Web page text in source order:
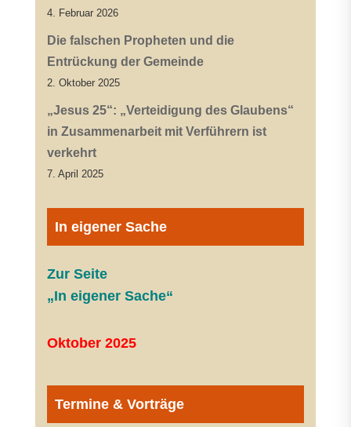
4. Februar 2026
Die falschen Propheten und die
Entrückung der Gemeinde
2. Oktober 2025
„Jesus 25“: „Verteidigung des Glaubens“
in Zusammenarbeit mit Verführern ist
verkehrt
7. April 2025
In eigener Sache
Zur Seite
„In eigener Sache“
Oktober 2025
Termine & Vorträge